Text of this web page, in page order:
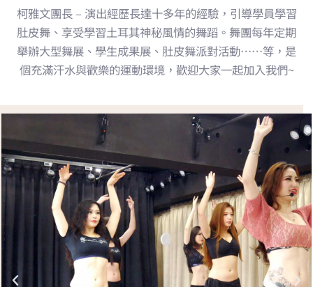
柯雅文團長 – 演出經歷長達十多年的經驗，引導學員學習
肚皮舞、享受學習土耳其神秘風情的舞蹈。舞團每年定期
舉辦大型舞展、學生成果展、肚皮舞派對活動……等，是
個充滿汗水與歡樂的運動環境，歡迎大家一起加入我們~